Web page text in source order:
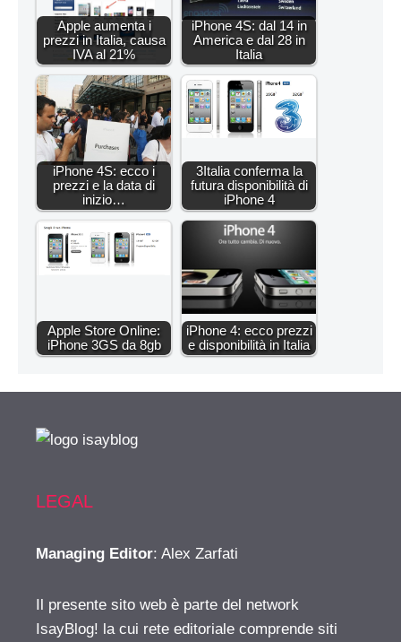
Apple aumenta i
prezzi in Italia, causa
IVA al 21%
iPhone 4S: dal 14 in
America e dal 28 in
Italia
iPhone 4S: ecco i
prezzi e la data di
inizio…
3Italia conferma la
futura disponibilità di
iPhone 4
Apple Store Online:
iPhone 3GS da 8gb
iPhone 4: ecco prezzi
e disponibilità in Italia
LEGAL
Managing Editor: Alex Zarfati
Il presente sito web è parte del network
IsayBlog! la cui rete editoriale comprende siti